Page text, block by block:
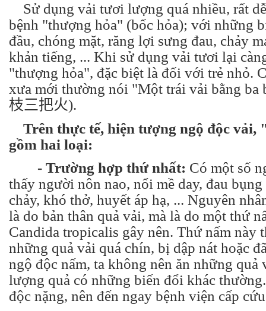
Sử dụng vải tươi lượng quá nhiều, rất
bệnh "thượng hỏa" (bốc hỏa); với những
đầu, chóng mặt, răng lợi sưng đau, chảy
khản tiếng, ... Khi sử dụng vải tươi lại
"thượng hỏa", đặc biệt là đối với trẻ nhỏ.
xưa mới thường nói "Một trái vải bằng ba
枝三把火).
Trên thực tế, hiện tượng ngộ độc
gồm hai loại:
- Trường hợp thứ nhất: Có một số
thấy người nôn nao, nổi mề day, đau
chảy, khó thở, huyết áp hạ, ... Nguyên
là do bản thân quả vải, mà là do một thứ
Candida tropicalis gây nên. Thứ nấm này
những quả vải quá chín, bị dập nát hoặc
ngộ độc nấm, ta không nên ăn những quả
lượng quả có những biến đổi khác
độc nặng, nên đến ngay bệnh viện cấp